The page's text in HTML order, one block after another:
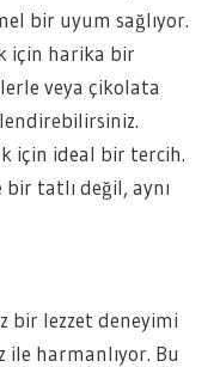
bir uyum sağlıyor.
için harika bir
veya çikolata
için ideal bir tercih.
tatlı değil, aynı
bir lezzet deneyimi
harmanlıyor. Bu